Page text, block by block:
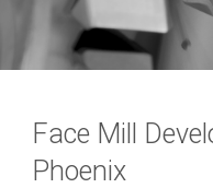
Face Mill
Phoenix